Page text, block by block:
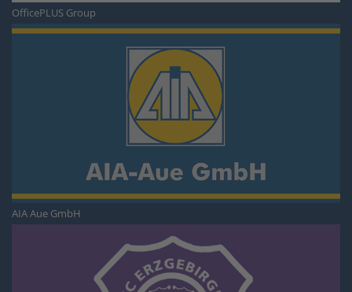
OfficePLUS Group
AIA Aue GmbH